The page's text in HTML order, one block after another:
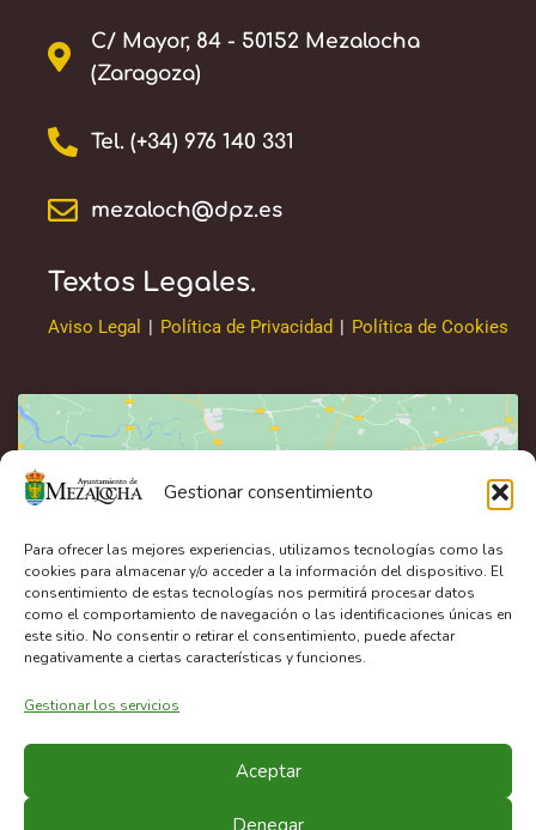
Gestionar consentimiento
Para ofrecer las mejores experiencias, utilizamos tecnologías como las
cookies para almacenar y/o acceder a la información del dispositivo. El
consentimiento de estas tecnologías nos permitirá procesar datos
como el comportamiento de navegación o las identificaciones únicas en
este sitio. No consentir o retirar el consentimiento, puede afectar
negativamente a ciertas características y funciones.
Gestionar los servicios
Aceptar
Denegar
C/ Mayor, 84 - 50152 Mezalocha
(Zaragoza)
Tel. (+34) 976 140 331
mezaloch@dpz.es
Textos Legales.
Aviso Legal | Política de Privacidad | Política de Cookies
Haz clic en «Estoy de acuerdo» para activar
Google maps
Política de cookies
Estoy de acuerdo